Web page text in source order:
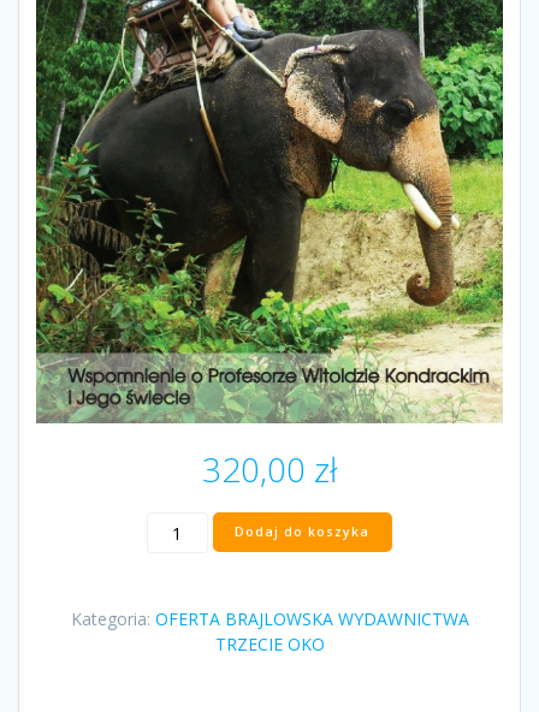
320,00 zł
ilość
„Epilogi
Marek
Kalbarczyk
Dodaj do koszyka
Kategoria: OFERTA BRAJLOWSKA WYDAWNICTWA
TRZECIE OKO